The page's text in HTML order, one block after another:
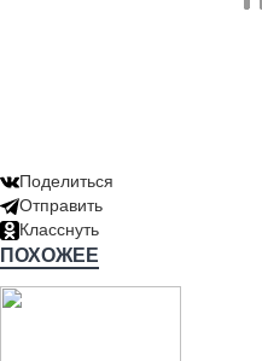
Поделиться
Отправить
Класснуть
ПОХОЖЕЕ